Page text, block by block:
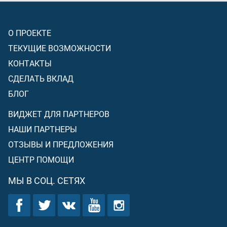
О ПРОЕКТЕ
ТЕКУЩИЕ ВОЗМОЖНОСТИ
КОНТАКТЫ
СДЕЛАТЬ ВКЛАД
БЛОГ
ВИДЖЕТ ДЛЯ ПАРТНЕРОВ
НАШИ ПАРТНЕРЫ
ОТЗЫВЫ И ПРЕДЛОЖЕНИЯ
ЦЕНТР ПОМОЩИ
МЫ В СОЦ. СЕТЯХ